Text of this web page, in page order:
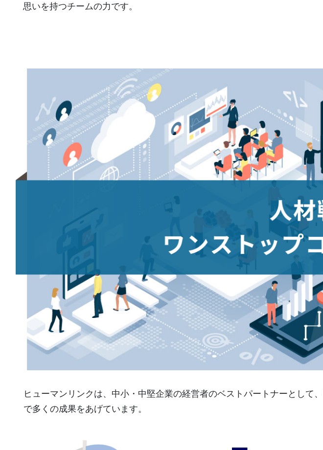
思いを持つチームの力です。
ヒューマンリンクは、中小・中堅企業の経営者のベストパートナーとし
で多くの成果をあげています。